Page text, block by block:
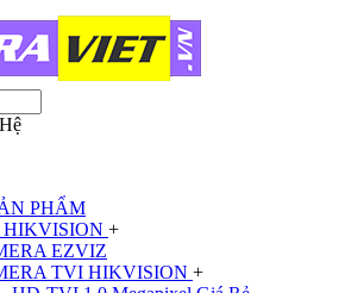
PHẨM
+
EZVIZ
TVI HIKVISION +